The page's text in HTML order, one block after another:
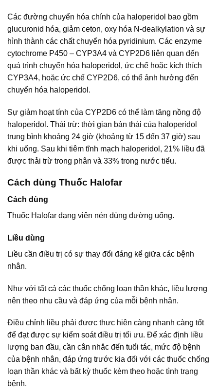
Các đường chuyển hóa chính của haloperidol bao gồm
glucuronid hóa, giảm ceton, oxy hóa N-dealkylation và sự
hình thành các chất chuyển hóa pyridinium. Các enzyme
cytochrome P450 – CYP3A4 và CYP2D6 liên quan đến
quá trình chuyển hóa haloperidol, ức chế hoặc kích thích
CYP3A4, hoặc ức chế CYP2D6, có thể ảnh hưởng đến
chuyển hóa haloperidol.
Sự giảm hoạt tính của CYP2D6 có thể làm tăng nồng độ
haloperidol. Thải trừ: thời gian bán thải của haloperidol
trung bình khoảng 24 giờ (khoảng từ 15 đến 37 giờ) sau
khi uống. Sau khi tiêm tĩnh mạch haloperidol, 21% liều đã
được thải trừ trong phân và 33% trong nước tiểu.
Cách dùng Thuốc Halofar
Cách dùng
Thuốc Halofar dạng viên nén dùng đường uống.
Liều dùng
Liều cần điều trị có sự thay đổi đáng kể giữa các bệnh
nhân.
Như với tất cả các thuốc chống loạn thần khác, liều lượng
nên theo nhu cầu và đáp ứng của mỗi bệnh nhân.
Điều chỉnh liều phải được thực hiện càng nhanh càng tốt
để đạt được sự kiểm soát điều trị tối ưu. Để xác định liều
lượng ban đầu, cần cân nhắc đến tuổi tác, mức độ bệnh
của bệnh nhân, đáp ứng trước kia đối với các thuốc chống
loạn thần khác và bất kỳ thuốc kèm theo hoặc tình trạng
bệnh.